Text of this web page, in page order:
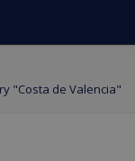
"Costa de Valencia"